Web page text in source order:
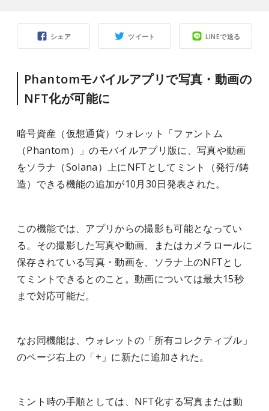
シェア ツイート LINEで送る
Phantomモバイルアプリで写真・動画の
NFT化が可能に
暗号資産（仮想通貨）ウォレット「ファントム
（Phantom）」のモバイルアプリ版に、写真や動画
をソラナ（Solana）上にNFTとしてミント（発行/鋳
造）できる機能の追加が10月30日発表された。
この機能では、アプリからの撮影も可能となってい
る。その撮影した写真や動画、またはカメラロールに
保存されている写真・動画を、ソラナ上のNFTとし
てミントできるとのこと。動画については最大15秒
まで対応可能だ。
なお同機能は、ウォレットの「所有コレクティブル」
のページ右上の「+」に新たに追加された。
ミント時の手順としては、NFT化する写真または動